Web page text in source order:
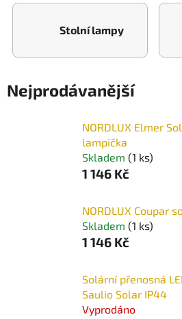
Stolní lampy
Nejprodávanější
NORDLUX Elmer
lampička
Skladem (1 ks)
1 146 Kč
NORDLUX Coupar
Skladem (1 ks)
1 146 Kč
Solární přenosná
Saulio Solar IP44
Vyprodáno